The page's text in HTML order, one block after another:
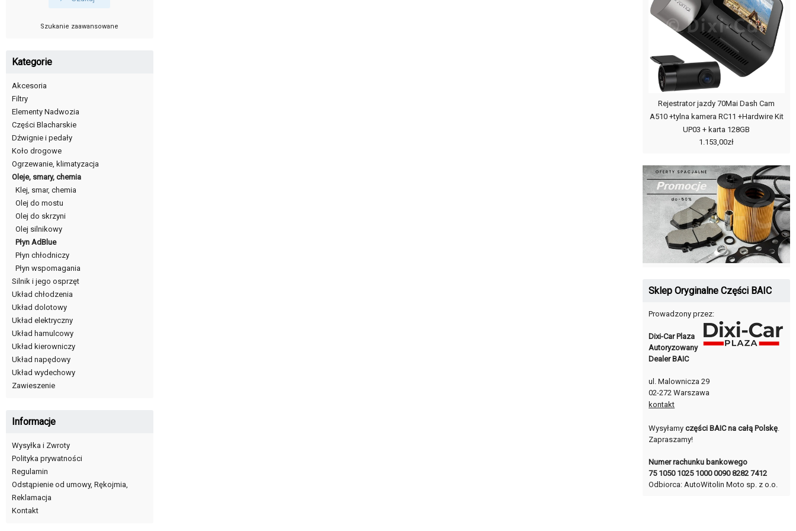
Szukanie zaawansowane
Kategorie
Akcesoria
Filtry
Elementy Nadwozia
Części Blacharskie
Dźwignie i pedały
Koło drogowe
Ogrzewanie, klimatyzacja
Oleje, smary, chemia
Klej, smar, chemia
Olej do mostu
Olej do skrzyni
Olej silnikowy
Płyn AdBlue
Płyn chłodniczy
Płyn wspomagania
Silnik i jego osprzęt
Układ chłodzenia
Układ dolotowy
Układ elektryczny
Układ hamulcowy
Układ kierowniczy
Układ napędowy
Układ wydechowy
Zawieszenie
Informacje
Wysyłka i Zwroty
Polityka prywatności
Regulamin
Odstąpienie od umowy, Rękojmia,
Reklamacja
Kontakt
Rejestrator jazdy 70Mai Dash Cam
A510 +tylna kamera RC11 +Hardwire Kit
UP03 + karta 128GB
1.153,00zł
Sklep Oryginalne Części BAIC
Prowadzony przez:
Dixi-Car Plaza
Autoryzowany
Dealer BAIC
ul. Malownicza 29
02-272 Warszawa
kontakt
Wysyłamyczęści BAIC na całą Polskę.
Zapraszamy!
Numer rachunku bankowego
75 1050 1025 1000 0090 8282 7412
Odbiorca: AutoWitolin Moto sp. z o.o.